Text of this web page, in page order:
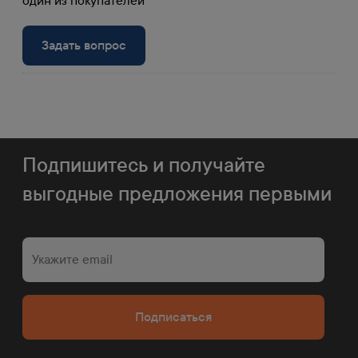
Войти в личный
РФ и Беларуси
Доставим бесплатно заказ от 100000 руб.
в любой наш пункт выдачи.
Задать вопрос
Подпишитесь и получайте
выгодные предложения первыми
Подписаться